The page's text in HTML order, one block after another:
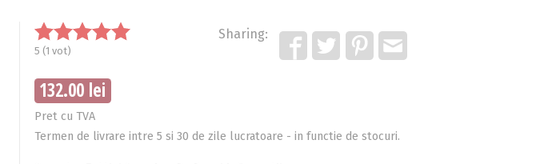
5 (1 vot)
Sharing:
132.00 lei
Pret cu TVA
Termen de livrare intre 5 si 30 de zile lucratoare - in functie de stocuri.